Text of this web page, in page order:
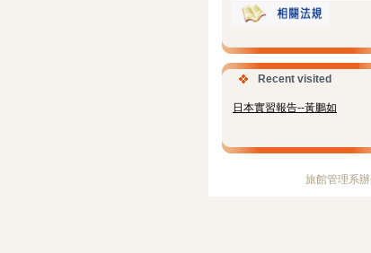
Recent visited
日本實習報告--黃鵬如
旅館管理系